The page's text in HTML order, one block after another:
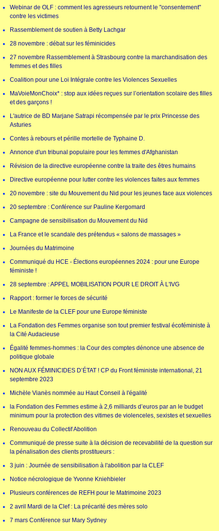
Webinar de OLF : comment les agresseurs retournent le "consentement"
contre les victimes
Rassemblement de soutien à Betty Lachgar
28 novembre : débat sur les féminicides
27 novembre Rassemblement à Strasbourg contre la marchandisation des
femmes et des filles
Coalition pour une Loi Intégrale contre les Violences Sexuelles
MaVoieMonChoix* : stop aux idées reçues sur l’orientation scolaire des filles
et des garçons !
L'autrice de BD Marjane Satrapi récompensée par le prix Princesse des
Asturies
Contes à rebours et pérille mortelle de Typhaine D.
Annonce d'un tribunal populaire pour les femmes d'Afghanistan
Révision de la directive européenne contre la traite des êtres humains
Directive européenne pour lutter contre les violences faites aux femmes
20 novembre : site du Mouvement du Nid pour les jeunes face aux violences
20 septembre : Conférence sur Pauline Kergomard
Campagne de sensibilisation du Mouvement du Nid
La France et le scandale des prétendus « salons de massages »
Journées du Matrimoine
Communiqué du HCE - Élections européennes 2024 : pour une Europe
féministe !
28 septembre : APPEL MOBILISATION POUR LE DROIT À L'IVG
Rapport : former le forces de sécurité
Le Manifeste de la CLEF pour une Europe féministe
La Fondation des Femmes organise son tout premier festival écoféministe à
la Cité Audacieuse
Égalité femmes-hommes : la Cour des comptes dénonce une absence de
politique globale
NON AUX FÉMINICIDES D’ÉTAT ! CP du Front féministe international, 21
septembre 2023
Michèle Vianès nommée au Haut Conseil à l'égalité
la Fondation des Femmes estime à 2,6 milliards d’euros par an le budget
minimum pour la protection des vitimes de violenceles, sexistes et sexuelles
Renouveau du Collectif Abolition
Communiqué de presse suite à la décision de recevabilité de la question sur
la pénalisation des clients prostitueurs :
3 juin : Journée de sensibilisation à l'abolition par la CLEF
Notice nécrologique de Yvonne Kniehbieler
Plusieurs conférences de REFH pour le Matrimoine 2023
2 avril Mardi de la Clef : La précarité des mères solo
7 mars Conférence sur Mary Sydney